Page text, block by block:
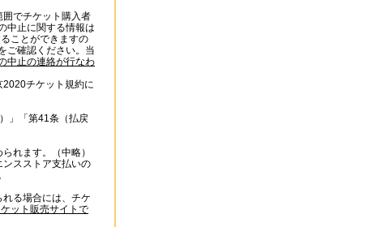
でチケット購入者
中止に関する情報は
ことができますの
ご確認ください。当
中止の連絡が行なわ
チケット規約に
」「第41条（払戻
れます。（中略）
スストア支払いの
る場合には、チケ
ット販売サイトで